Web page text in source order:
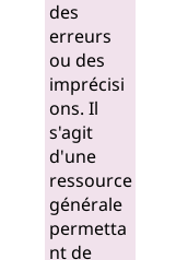
des
erreurs
ou des
imprécisi
ons. Il
s'agit
d'une
ressource
générale
permetta
nt de